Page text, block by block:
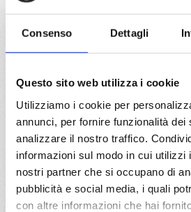
Consenso Dettagli
Questo sito web utilizza i cookie
Utilizziamo i cookie per
annunci, per fornire funzionalità dei
analizzare il nostro traffico.
informazioni sul modo in cui utilizzi
nostri partner che si occupano di
pubblicità e social media, i quali
con altre informazioni che hai
€ 679
DETTAGLI
Lay out 8 giorni
Civitavecchia, Genova, Marsiglia,
14/09/2026